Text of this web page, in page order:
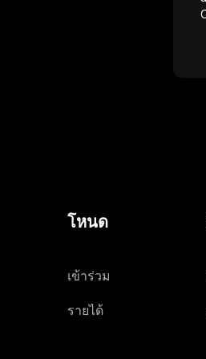
โหนด
เข้าร่วม
รายได้